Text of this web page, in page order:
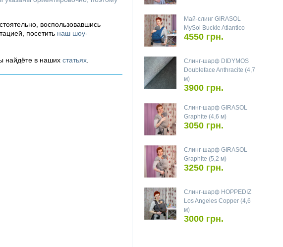
воспользовавшись
посетить наш шоу-
найдёте в наших статьях
Май-слинг GIRASOL
MySol Buckle Atlantico
4550 грн.
Слинг-шарф DIDYMOS
Doubleface Anthracite (4,7
м)
3900 грн.
Слинг-шарф GIRASOL
Graphite (4,6 м)
3050 грн.
Слинг-шарф GIRASOL
Graphite (5,2 м)
3250 грн.
Слинг-шарф HOPPEDIZ
Los Angeles Copper (4,6
м)
3000 грн.